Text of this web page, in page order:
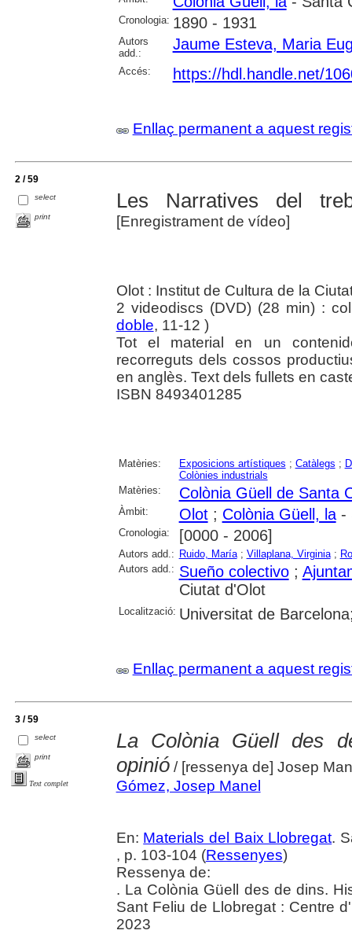
Cronologia: 1890 - 1931
Autors
add.:
Jaume Esteva, Maria
Accés: https://hdl.handle.net/
Enllaç permanent a aquest
2 / 59
select
print
Les Narratives del
[Enregistrament de vídeo]
Olot : Institut de Cultura de la
2 videodiscs (DVD) (28 min) :
doble, 11-12 )
Tot el material en un
recorreguts dels cossos
en anglès. Text dels fullets en
ISBN 8493401285
Matèries: Exposicions artístiques ; Catàlegs ;
Colònies industrials
Matèries:
Colònia Güell de Santa
Àmbit: Olot; Colònia Güell, la-
Cronologia: [0000 - 2006]
Autors add.: Ruido, María; Villaplana, Virginia;
Autors add.: Sueño colectivo;
Ciutat d'Olot
Localització: Universitat de
Enllaç permanent a aquest
3 / 59
select
print
Text complet
La Colònia Güell des
opinió/ [ressenya de] Josep
Gómez, Josep Manel
En: Materials del Baix Llobregat.
, p. 103-104 (Ressenyes)
Ressenya de:
. La Colònia Güell des de dins.
Sant Feliu de Llobregat : Centre
2023